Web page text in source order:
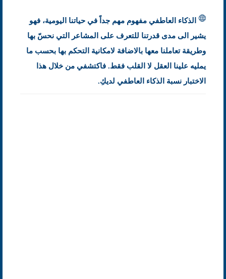
الذكاء العاطفي مفهوم مهم جداً في حياتنا اليومية، فهو
يشير الى مدى قدرتنا للتعرف على المشاعر التي نحسّ بها
وطريقة تعاملنا معها بالاضافة لامكانية التحكم بها بحسب ما
يمليه علينا العقل لا القلب فقط. فاكتشفي من خلال هذا
الاختبار نسبة الذكاء العاطفي لديكِ.